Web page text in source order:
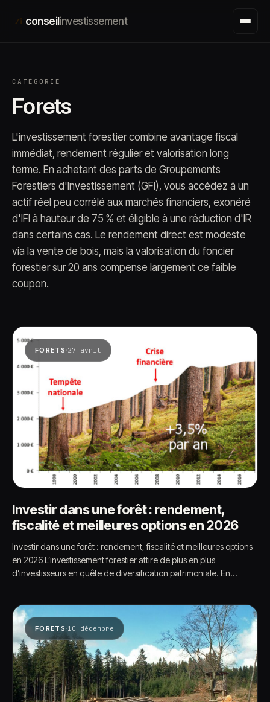
conseilinvestissement
CATÉGORIE
Forets
L'investissement forestier combine avantage fiscal
immédiat, rendement régulier et valorisation long
terme. En achetant des parts de Groupements
Forestiers d'Investissement (GFI), vous accédez à un
actif réel peu corrélé aux marchés financiers, exonéré
d'IFI à hauteur de 75 % et éligible à une réduction d'IR
dans certains cas. Le rendement direct est modeste
via la vente de bois, mais la valorisation du foncier
forestier sur 20 ans compense largement ce faible
coupon.
FORETS ·27 avril
Investir dans une forêt : rendement,
fiscalité et meilleures options en 2026
Investir dans une forêt : rendement, fiscalité et meilleures options
en 2026 L’investissement forestier attire de plus en plus
d’investisseurs en quête de diversification patrimoniale. En…
FORETS ·10 décembre